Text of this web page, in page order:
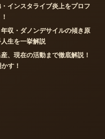
インスタライブ炎上をプロフ
収・ダノンデサイルの傾き原
生を一挙解説
、現在の活動まで徹底解説！
す！